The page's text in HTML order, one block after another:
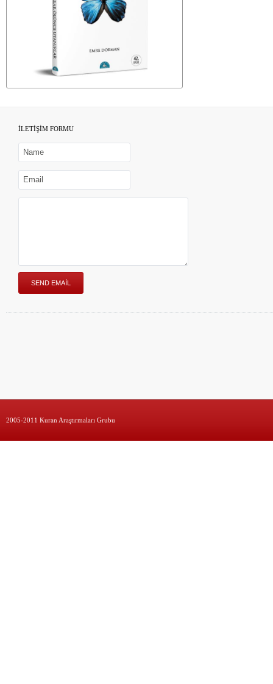
İLETİŞİM FORMU
2005-2011 Kuran Araştırmaları Grubu